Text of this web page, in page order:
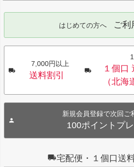
はじめての方へ ご利
7,000円以上
送料割引
１個口
（北海
新規会員登録で次回ご
100ポイントプ
宅配便・１個口送